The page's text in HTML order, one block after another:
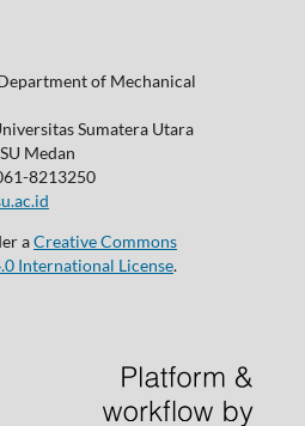
of Mechanical
Sumatera Utara
Medan
8213250
aCreative Commons
International License.